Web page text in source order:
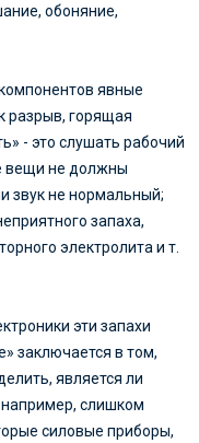
обоняние,
явные
разрыв, горящая
- это слушать рабочий
вещи не должны
звук не нормальный;
запаха,
электролита и т.
эти запахи
заключается в том,
является ли
слишком
силовые приборы,